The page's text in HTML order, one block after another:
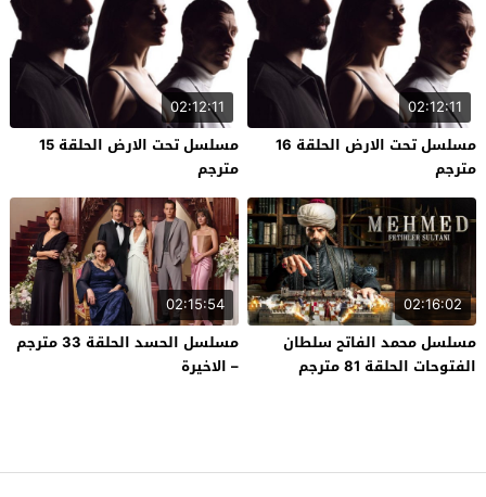
02:12:11
مسلسل تحت الارض الحلقة 16
مترجم
02:12:11
مسلسل تحت الارض الحلقة 15
مترجم
02:16:02
مسلسل محمد الفاتح سلطان
الفتوحات الحلقة 81 مترجم
02:15:54
مسلسل الحسد الحلقة 33 مترجم
– الاخيرة